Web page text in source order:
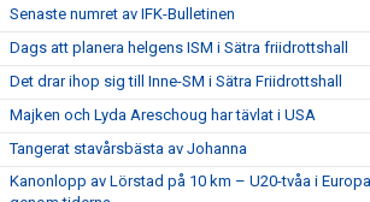
Senaste numret av IFK-Bulletinen
Dags att planera helgens ISM i Sätra friidrottshall
Det drar ihop sig till Inne-SM i Sätra Friidrottshall
Majken och Lyda Areschoug har tävlat i USA
Tangerat stavårsbästa av Johanna
Kanonlopp av Lörstad på 10 km – U20-tvåa i Europa